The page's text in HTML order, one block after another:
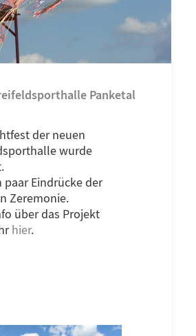
Panketal
der neuen
wurde
paar Eindrücke der
Zeremonie.
über das Projekt
hier.